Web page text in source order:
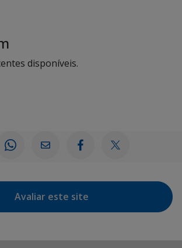
disponíveis.
Avaliar este site